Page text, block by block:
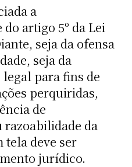
a
artigo 5º da Lei
seja da ofensa
seja da
para fins de
perquiridas,
de
da
tela deve ser
jurídico.